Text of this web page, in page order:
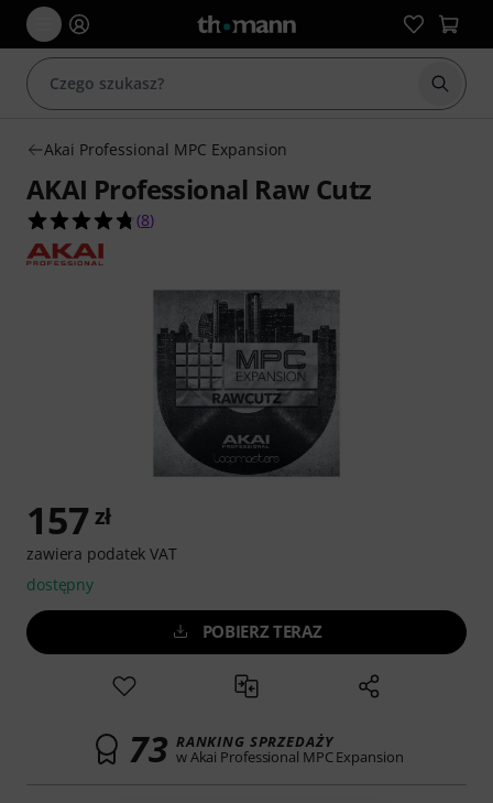
Akai Professional MPC Expansion
AKAI Professional Raw Cutz
4.8 na 5 gwiazdek z 8 ocen klientów
(8)
157 zł
zawiera podatek VAT
dostępny
POBIERZ TERAZ
73 RANKING SPRZEDAŻY
w Akai Professional MPC Expansion